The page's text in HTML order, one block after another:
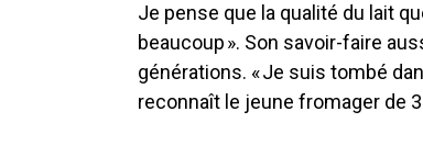
Je pense que la qualité du lait
beaucoup ». Son savoir-faire
générations. « Je suis tombé
reconnaît le jeune fromager de